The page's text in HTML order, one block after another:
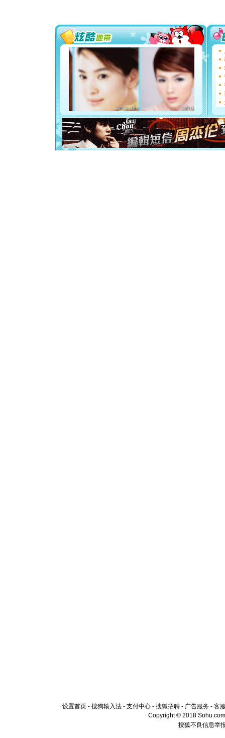
你太多，
要平安
[圣诞节]
能正大
都要快乐
[圣诞节]
如意,快
[元旦]
看
断电。
你是我
[元旦]
起；二是
离。水晶
[元旦]当
泣，这痛
设置首页 - 搜狗输入法 - 支付中心 - 搜狐招聘 - 广告服务 - 客
Copyright © 2018
搜狐不良信息举